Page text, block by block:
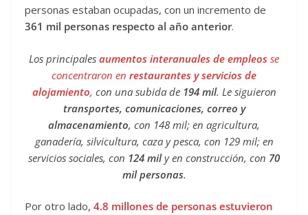
personas estaban ocupadas, con un incremento de
361 mil personas respecto al año anterior.
Los principales aumentos interanuales de empleos se
concentraron en restaurantes y servicios de
alojamiento, con una subida de 194 mil. Le siguieron
transportes, comunicaciones, correo y
almacenamiento, con 148 mil; en agricultura,
ganadería, silvicultura, caza y pesca, con 129 mil; en
servicios sociales, con 124 mily en construcción, con 70
mil personas.
Por otro lado, 4.8 millones de personas estuvieron